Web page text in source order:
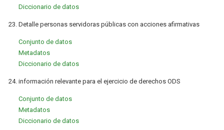
Diccionario de datos
23. Detalle personas servidoras públicas con acciones afirmativas
Conjunto de datos
Metadatos
Diccionario de datos
24. información relevante para el ejercicio de derechos ODS
Conjunto de datos
Metadatos
Diccionario de datos